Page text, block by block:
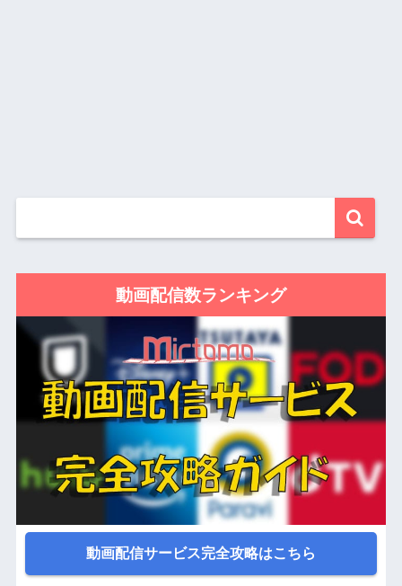
動画配信数ランキング
動画配信サービス完全攻略はこちら